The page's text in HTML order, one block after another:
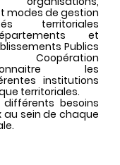
modes de gestion
territoriales
et
Publics
les
institutions
territoriales.
besoins
au sein de chaque